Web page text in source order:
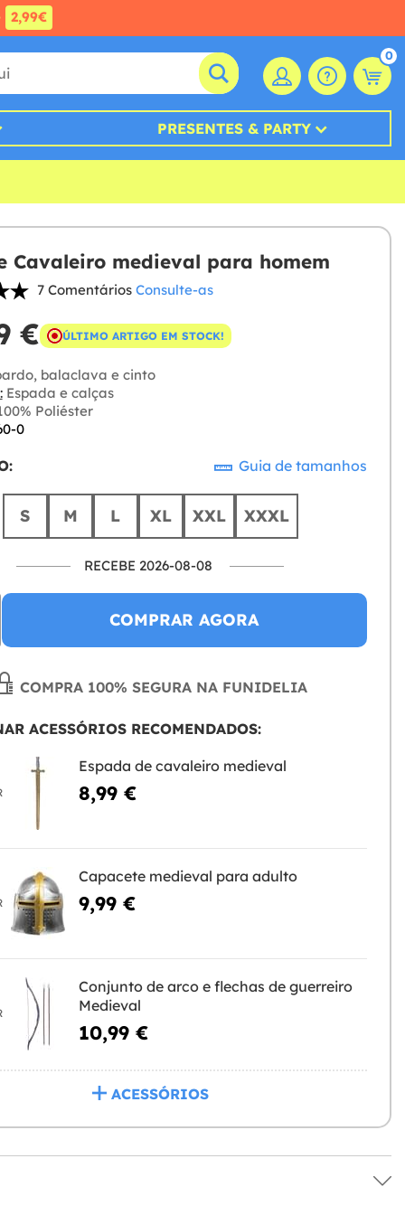
2,99€
0
PRESENTES & PARTY
Cavaleiro medieval para homem
7 Comentários Consulte-as
€ ÚLTIMO ARTIGO EM STOCK!
balaclava e cinto
Espada e calças
Poliéster
0
Guia de tamanhos
S M L XL XXL XXXL
RECEBE 2026-08-08
COMPRAR AGORA
COMPRA 100% SEGURA NA FUNIDELIA
ACESSÓRIOS RECOMENDADOS:
Espada de cavaleiro medieval
8,99 €
Capacete medieval para adulto
9,99 €
Conjunto de arco e flechas de guerreiro
Medieval
10,99 €
ACESSÓRIOS